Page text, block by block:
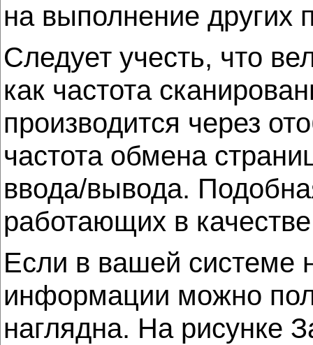
на выполнение других
Следует учесть, что
как частота
производится через
частота обмена
ввода/вывода.
работающих в
Если в вашей системе
информации можно
наглядна. На рисунке